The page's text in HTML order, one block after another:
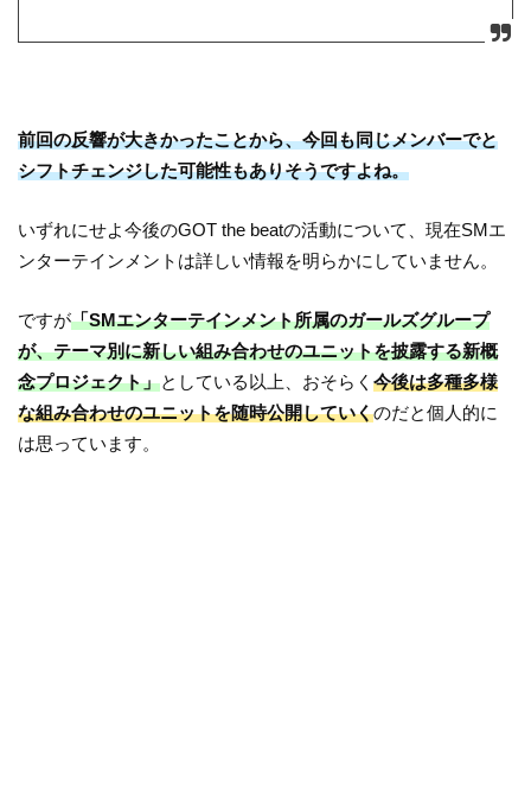
前回の反響が大きかったことから、今回も同じメンバーでと
シフトチェンジした可能性もありそうですよね。
いずれにせよ今後のGOT the beatの活動について、現在SMエ
ンターテインメントは詳しい情報を明らかにしていません。
ですが「SMエンターテインメント所属のガールズグループ
が、テーマ別に新しい組み合わせのユニットを披露する新概
念プロジェクト」としている以上、おそらく今後は多種多様
な組み合わせのユニットを随時公開していくのだと個人的に
は思っています。